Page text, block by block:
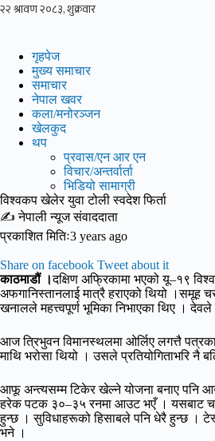
Skip
गृहपेज
मुख्य समाचार
समाचार
नेपाल खवर
कला/मनोरञ्जन
खेलकुद
थप
प्रवास/एन आर एन
विचार/अन्तर्वार्ता
भिडियो सामाग्री
विश्वकप खेलेर युवा टोली स्वदेश फिर्ता
✍ नेपाली न्यूज संवाददाता
प्रकाशित मितिः3 years ago
Share on facebook Tweet about it
काठमाडौं ।दक्षिण अफ्रिकामा भएको यू–१९
अफगानिस्तानलाई मात्रै हराएको थियो ।समूह
खनालले महत्त्वपूर्ण भूमिका निभाएका थिए ।
आज त्रिभुवन विमानस्थलमा ओर्लिए लगत्तै
माथि भरोसा थियो । उसले प्रतियोगिताभरि नै
आफू अन्त्यसम्म टिकेर खेल्ने योजना बनाए पनि
हरेक पटक ३०–३५ रनमा आउट भएँ । यसबाट
हुन्छ । सुविधाहरूको हिसाबले पनि धेरै हुन्छ ।
भने ।